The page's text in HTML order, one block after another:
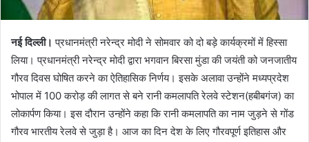
नई दिल्ली। प्रधानमंत्री नरेन्द्र मोदी ने सोमवार को दो बड़े कार्यक्रमों में हिस्सा
लिया। प्रधानमंत्री नरेन्द्र मोदी द्वारा भगवान बिरसा मुंडा की जयंती को जनजातीय
गौरव दिवस घोषित करने का ऐतिहासिक निर्णय। इसके अलावा उन्होंने मध्यप्रदेश
भोपाल में 100 करोड़ की लागत से बने रानी कमलापति रेलवे स्टेशन(हबीबगंज) का
लोकार्पण किया। इस दौरान उन्होंने कहा कि रानी कमलापति का नाम जुड़ने से गोंड
गौरव भारतीय रेलवे से जुड़ा है। आज का दिन देश के लिए गौरवपूर्ण इतिहास और